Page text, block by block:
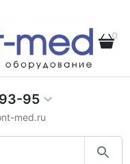
0
95
med.ru